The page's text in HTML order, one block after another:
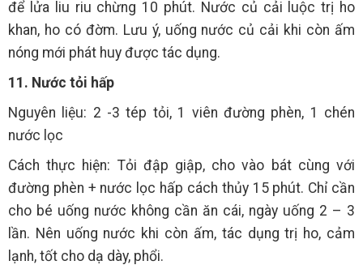
để lửa liu riu chừng 10 phút. Nước củ cải luộc trị ho
khan, ho có đờm. Lưu ý, uống nước củ cải khi còn ấm
nóng mới phát huy được tác dụng.
11. Nước tỏi hấp
Nguyên liệu: 2 -3 tép tỏi, 1 viên đường phèn, 1 chén
nước lọc
Cách thực hiện: Tỏi đập giập, cho vào bát cùng với
đường phèn + nước lọc hấp cách thủy 15 phút. Chỉ cần
cho bé uống nước không cần ăn cái, ngày uống 2 – 3
lần. Nên uống nước khi còn ấm, tác dụng trị ho, cảm
lạnh, tốt cho dạ dày, phổi.